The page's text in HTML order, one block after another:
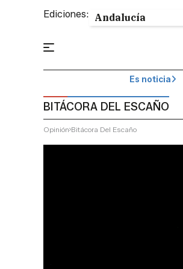
Ediciones:
Es noticia
BITÁCORA DEL ESCAÑO
Opinión Bitácora Del Escaño